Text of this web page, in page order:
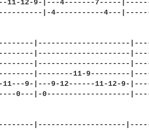
11-12-9-|---4-------7-----
|-4-----------4---
|---------------------
|---------------------
|---------------------
|--------11-9---------
9-|---9-12------11-12-9-
0---|-0-------------------
|--------------------